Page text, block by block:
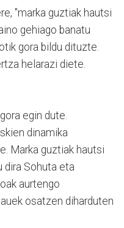
"marka guztiak hautsi
gehiago banatu
gora bildu dituzte.
helarazi diete.
egin dute.
dinamika
Marka guztiak hautsi
dira Sohuta eta
aurtengo
osatzen diharduten